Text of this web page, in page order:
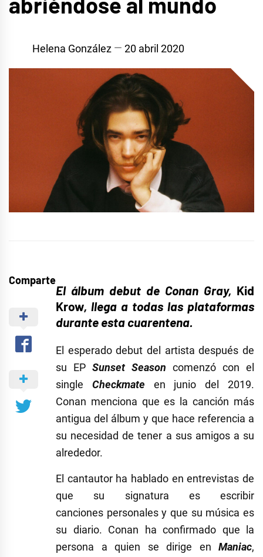
Helena González 20 abril 2020
Comparte
El álbum debut de Conan Gray, Kid
Krow, llega a todas las plataformas
durante esta cuarentena.
El esperado debut del artista después de
su EP Sunset Season comenzó con el
single Checkmate en junio del 2019.
Conan menciona que es la canción más
antigua del álbum y que hace referencia a
su necesidad de tener a sus amigos a su
alrededor.
El cantautor ha hablado en entrevistas de
que su signatura es escribir
canciones personales y que su música es
su diario. Conan ha confirmado que la
persona a quien se dirige en Maniac,